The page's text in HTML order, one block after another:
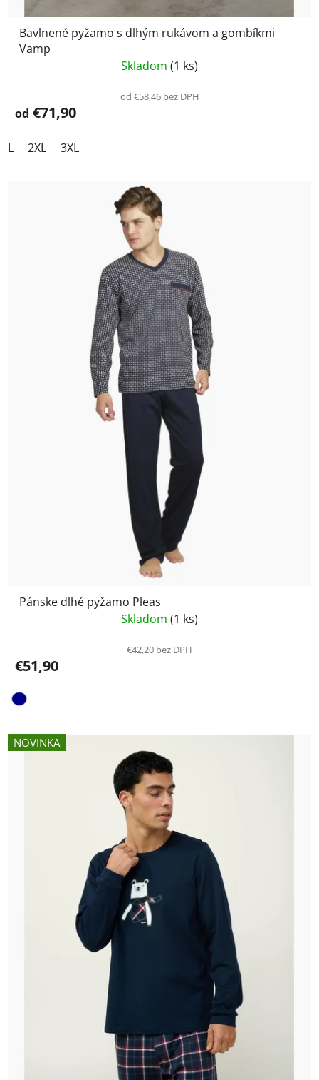
Bavlnené pyžamo s dlhým rukávom a gombíkmi
Vamp
Skladom (1 ks)
od €58,46 bez DPH
od €71,90
L 2XL 3XL
Pánske dlhé pyžamo Pleas
Skladom (1 ks)
€42,20 bez DPH
€51,90
NOVINKA